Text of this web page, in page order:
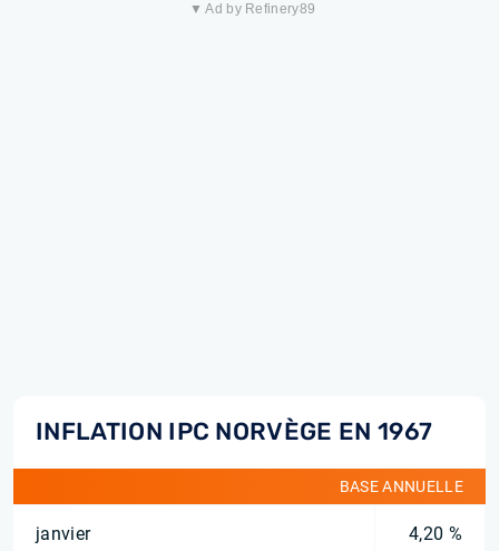
▼ Ad by Refinery89
INFLATION IPC NORVÈGE EN 1967
BASE ANNUELLE
janvier 4,20 %